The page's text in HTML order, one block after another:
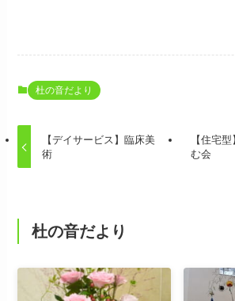
杜の音だより
【デイサービス】臨床美
術
【住宅
む会
杜の音だより